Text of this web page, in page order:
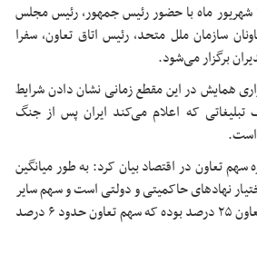
وی افزود: دومین همایش ۱۱ شهریور ماه با حضور رئیس جمهور، رئیس مجلس
سازمان ملل متحد، رئیس اتاق تعاون، سفرا
برگزار می‌شود.
همایش در این مقطع زمانی نشان دادن شرایط
که اعلام می‌کند ایران پس از جنگ
سهم تعاون در اقتصاد بیان کرد: به طور میانگین
نهادهای حاکمیتی و دولتی است و سهم سایر
بخش‌ها اعم از خصوصی و تعاون ۲۵ درصد بوده که سهم تعاون حدود ۶ درصد